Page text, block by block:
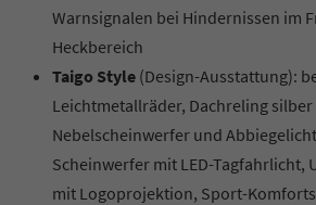
Warnsignalen bei Hindernissen im
Heckbereich
Taigo Style (Design-Ausstattung):
Leichtmetallräder, Dachreling
Nebelscheinwerfer und
Scheinwerfer mit LED-Tagfahrlicht,
mit Logoprojektion, Sport-